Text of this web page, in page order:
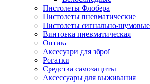
Пистолеты Флобера
Пистолеты пневматические
Пистолеты сигнально-шумовые
Винтовка пневматическая
Оптика
Аксесуари для зброї
Рогатки
Средства самозащиты
Аксессуары для выживания